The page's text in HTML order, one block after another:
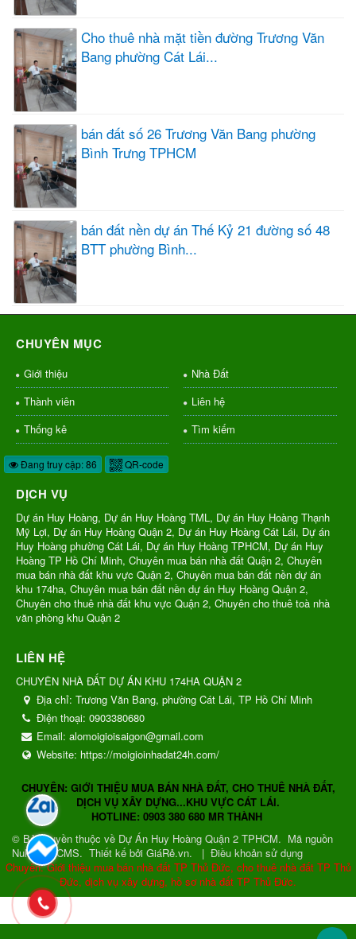
Cho thuê nhà mặt tiền đường Trương Văn
Bang phường Cát Lái...
bán đất số 26 Trương Văn Bang phường
Bình Trưng TPHCM
bán đất nền dự án Thế Kỷ 21 đường số 48
BTT phường Bình...
CHUYÊN MỤC
Giới thiệu
Nhà Đất
Thành viên
Liên hệ
Thống kê
Tìm kiếm
Đang truy cập: 86 QR-code
DỊCH VỤ
Dự án Huy Hoàng, Dự án Huy Hoàng TML, Dự án Huy Hoàng Thạnh
Mỹ Lợi, Dự án Huy Hoàng Quận 2, Dự án Huy Hoàng Cát Lái, Dự án
Huy Hoàng phường Cát Lái, Dự án Huy Hoàng TPHCM, Dự án Huy
Hoàng TP Hồ Chí Minh, Chuyên mua bán nhà đất Quận 2, Chuyên
mua bán nhà đất khu vực Quận 2, Chuyên mua bán đất nền dự án
khu 174ha, Chuyên mua bán đất nền dự án Huy Hoàng Quận 2,
Chuyên cho thuê nhà đất khu vực Quận 2, Chuyên cho thuê toà nhà
văn phòng khu Quận 2
LIÊN HỆ
CHUYÊN NHÀ ĐẤT DỰ ÁN KHU 174HA QUẬN 2
Địa chỉ: Trương Văn Bang, phường Cát Lái, TP Hồ Chí Minh
Điện thoại: 0903380680
Email: alomoigioisaigon@gmail.com
Website: https://moigioinhadat24h.com/
CHUYÊN: GIỚI THIỆU MUA BÁN NHÀ ĐẤT, CHO THUÊ NHÀ ĐẤT,
DỊCH VỤ XÂY DỰNG...KHU VỰC CÁT LÁI.
HOTLINE: 0903 380 680 MR THÀNH
© Bản quyền thuộc về Dự Án Huy Hoàng Quận 2 TPHCM. Mã nguồn
NukeViet CMS. Thiết kế bởi GiáRẻ.vn. | Điều khoản sử dụng
Chuyên: Giới thiệu mua bán nhà đất TP Thủ Đức, cho thuê nhà đất TP Thủ
Đức, dịch vụ xây dựng, hồ sơ nhà đất TP Thủ Đức.